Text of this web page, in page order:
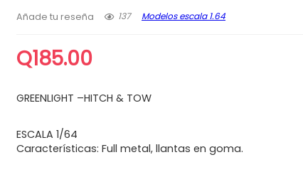
Añade tu reseña 137 Modelos escala 1.64
Q185.00
GREENLIGHT –HITCH & TOW
ESCALA 1/64
Características: Full metal, llantas en goma.